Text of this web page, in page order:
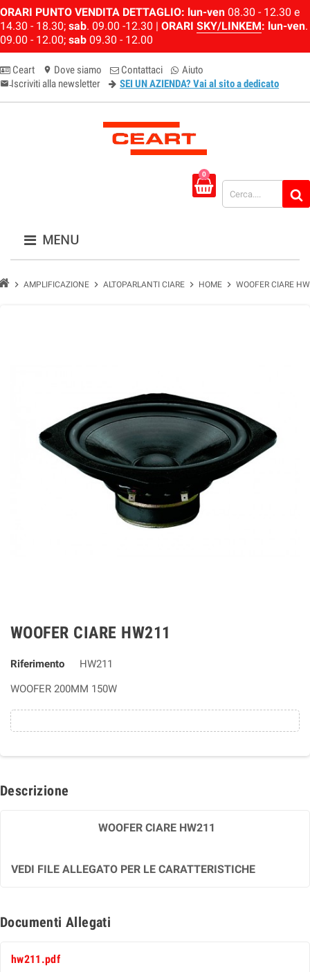
ORARI PUNTO VENDITA DETTAGLIO: lun-ven 08.30 - 12.30 e
14.30 - 18.30; sab. 09.00 -12.30 | ORARI SKY/LINKEM: lun-ven.
09.00 - 12.00; sab 09.30 - 12.00
Ceart location_on Dove siamo Contattaci Aiuto
email-newsletter
Iscriviti alla newsletter SEI UN AZIENDA? Vai al sito a dedicato
0
MENU
chevron_right AMPLIFICAZIONE chevron_right ALTOPARLANTI CIARE chevron_right HOME chevron_right WOOFER CIARE
WOOFER CIARE HW211
Riferimento
HW211
WOOFER 200MM 150W
Descrizione
WOOFER CIARE HW211
VEDI FILE ALLEGATO PER LE CARATTERISTICHE
Documenti Allegati
hw211.pdf